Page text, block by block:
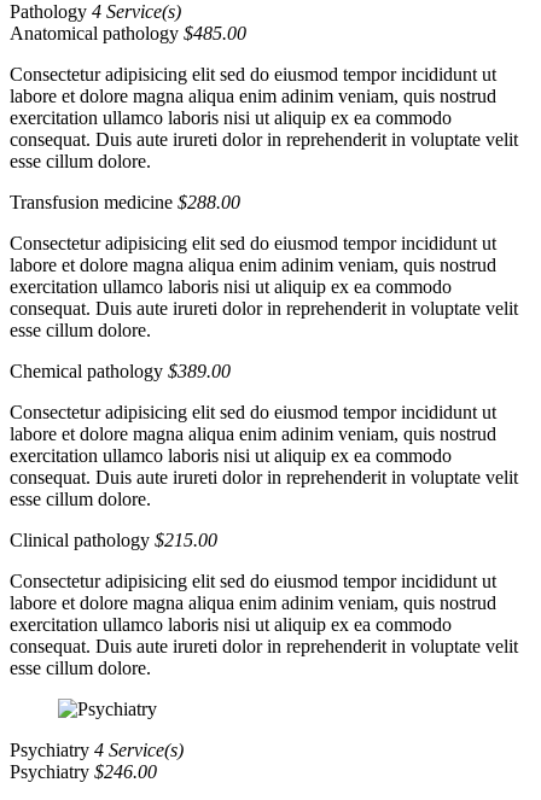
Pathology 4 Service(s)
Anatomical pathology $485.00
Consectetur adipisicing elit sed do eiusmod tempor incididunt ut
labore et dolore magna aliqua enim adinim veniam, quis nostrud
exercitation ullamco laboris nisi ut aliquip ex ea commodo
consequat. Duis aute irureti dolor in reprehenderit in voluptate velit
esse cillum dolore.
Transfusion medicine $288.00
Consectetur adipisicing elit sed do eiusmod tempor incididunt ut
labore et dolore magna aliqua enim adinim veniam, quis nostrud
exercitation ullamco laboris nisi ut aliquip ex ea commodo
consequat. Duis aute irureti dolor in reprehenderit in voluptate velit
esse cillum dolore.
Chemical pathology $389.00
Consectetur adipisicing elit sed do eiusmod tempor incididunt ut
labore et dolore magna aliqua enim adinim veniam, quis nostrud
exercitation ullamco laboris nisi ut aliquip ex ea commodo
consequat. Duis aute irureti dolor in reprehenderit in voluptate velit
esse cillum dolore.
Clinical pathology $215.00
Consectetur adipisicing elit sed do eiusmod tempor incididunt ut
labore et dolore magna aliqua enim adinim veniam, quis nostrud
exercitation ullamco laboris nisi ut aliquip ex ea commodo
consequat. Duis aute irureti dolor in reprehenderit in voluptate velit
esse cillum dolore.
Psychiatry 4 Service(s)
Psychiatry $246.00